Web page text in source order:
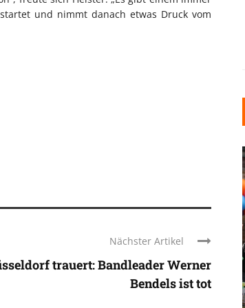
und nimmt danach etwas Druck vom
Nächster Artikel
trauert: Bandleader Werner
Bendels ist tot
INDUSTRIELLER CHIC: WIE
KUNSTSTOFFFENSTER DEN
LOFT-STIL IN IHREM